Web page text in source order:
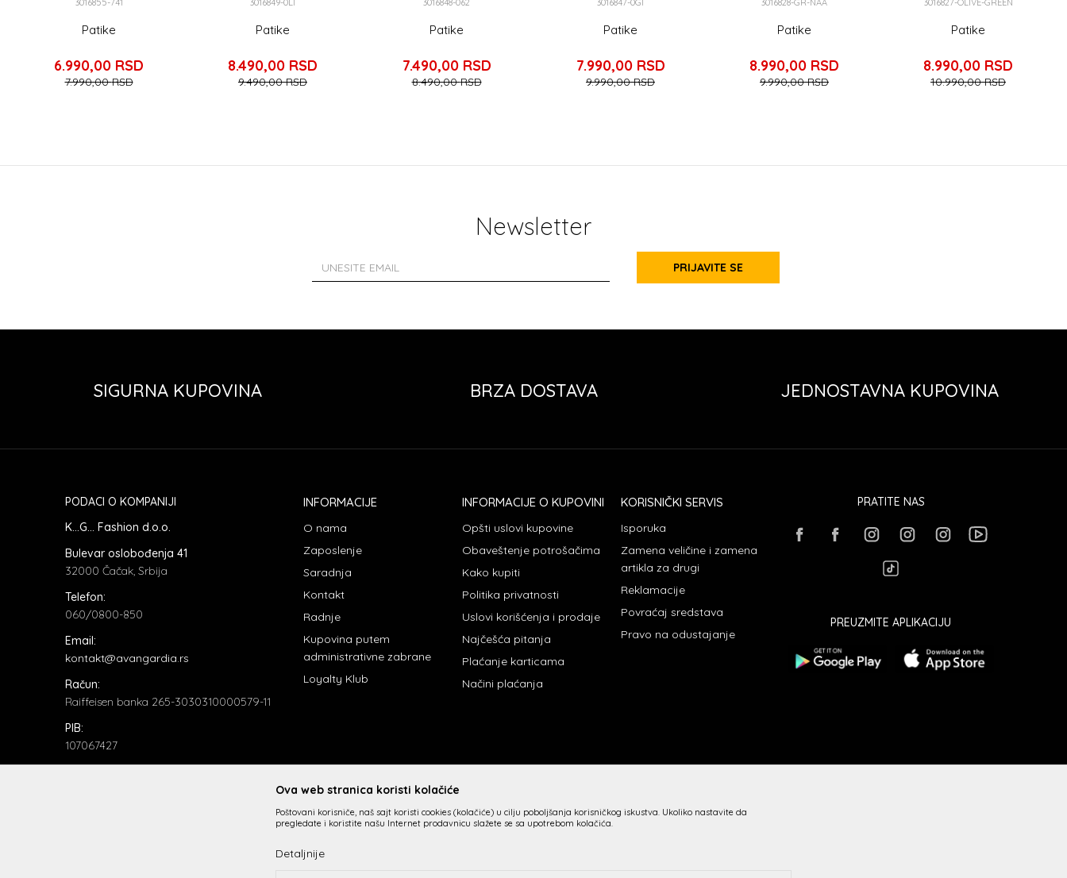
Patike
6.990,00 RSD
7.990,00RSD
Patike
8.490,00 RSD
9.490,00RSD
Patike
7.490,00 RSD
8.490,00RSD
Patike
7.990,00 RSD
9.990,00RSD
Patike
8.990,00 RSD
9.990,00RSD
Patike
8.990,00 RSD
10.990,00RSD
Newsletter
PRIJAVITE SE
SIGURNA KUPOVINA BRZA DOSTAVA JEDNOSTAVNA KUPOVINA
PODACI O KOMPANIJI
K...G... Fashion d.o.o.
Bulevar oslobođenja 41
32000 Čačak, Srbija
Telefon:
060/0800-850
Email:
kontakt@avangardia.rs
Račun:
Raiffeisen banka 265-3030310000579-11
PIB:
107067427
INFORMACIJE
O nama
Zaposlenje
Saradnja
Kontakt
Radnje
Kupovina putem
administrativne zabrane
Loyalty Klub
INFORMACIJE O KUPOVINI
Opšti uslovi kupovine
Obaveštenje potrošačima
Kako kupiti
Politika privatnosti
Uslovi korišćenja i prodaje
Najčešća pitanja
Plaćanje karticama
Načini plaćanja
KORISNIČKI SERVIS
Isporuka
Zamena veličine i zamena
artikla za drugi
Reklamacije
Povraćaj sredstava
Pravo na odustajanje
PRATITE NAS
PREUZMITE APLIKACIJU
Ova web stranica koristi kolačiće
Poštovani korisniče, naš sajt koristi cookies (kolačiće) u cilju poboljšanja korisničkog iskustva. Ukoliko nastavite da
pregledate i koristite našu Internet prodavnicu slažete se sa upotrebom kolačića.
Detaljnije